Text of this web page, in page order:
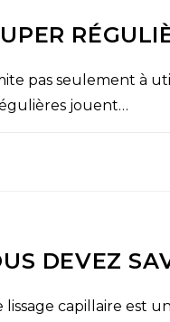
pas seulement à
jouent…
DEVEZ
lissage capillaire est